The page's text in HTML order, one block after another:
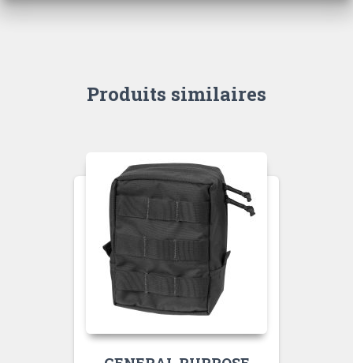
Produits similaires